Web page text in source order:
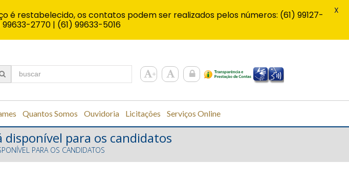
Quantos Somos Ouvidoria Licitações Serviços Online
para os candidatos
PARA OS CANDIDATOS
restabelecido, os contatos podem ser realizados pelos números: (61) 99127-
2770 | (61) 99633-5016
X